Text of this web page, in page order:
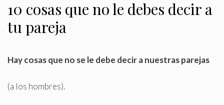
10 cosas que no le debes decir a
tu pareja
Hay cosas que no se le debe decir a nuestras parejas
(a los hombres).